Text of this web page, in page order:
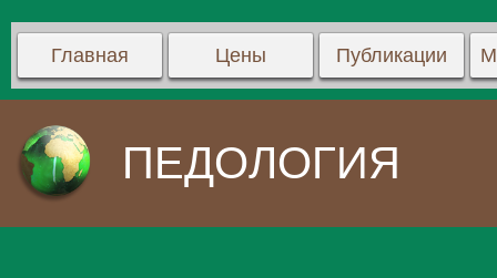
Главная Цены Публикации
ПЕДОЛОГИЯ